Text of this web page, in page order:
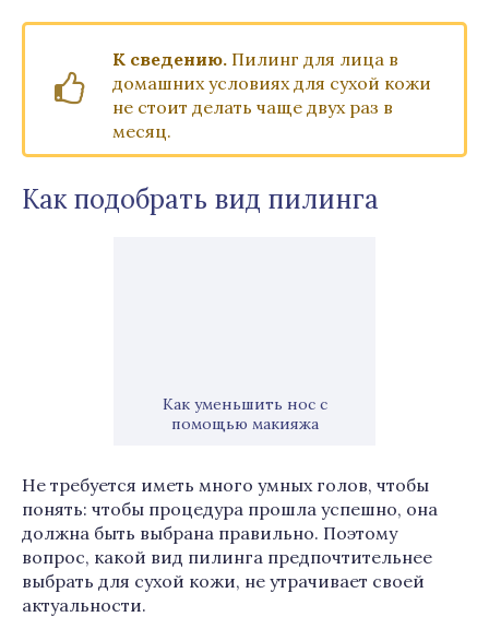
К сведению. Пилинг для лица в
домашних условиях для сухой кожи
не стоит делать чаще двух раз в
месяц.
Как подобрать вид пилинга
Как уменьшить нос с
помощью макияжа
Не требуется иметь много умных голов, чтобы
понять: чтобы процедура прошла успешно, она
должна быть выбрана правильно. Поэтому
вопрос, какой вид пилинга предпочтительнее
выбрать для сухой кожи, не утрачивает своей
актуальности.